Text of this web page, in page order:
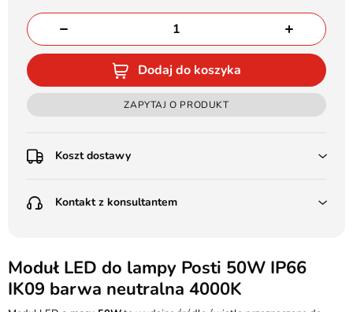
Dodaj do koszyka
ZAPYTAJ O PRODUKT
Koszt dostawy
Poczta Polska Kurier 48H - 11 zł
(od 1000 zł dla gabarytów, nie dotyczy produktów 3m)
Pobranie:
Kontakt z konsultantem
Batalionów Chłopskich 12, 94-058 Łódź
506 336 320
Moduł LED do lampy Posti 50W IP66
IK09 barwa neutralna 4000K